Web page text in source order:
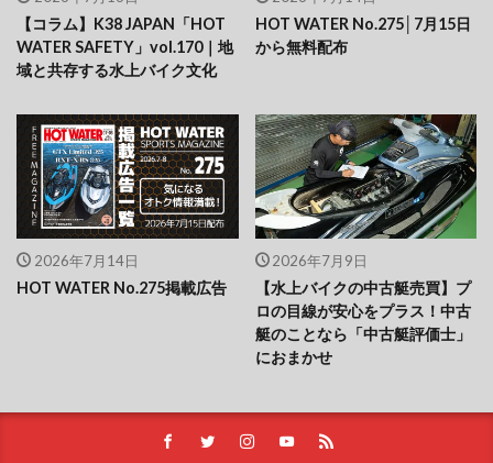
【コラム】K38 JAPAN「HOT
WATER SAFETY」vol.170｜地
域と共存する水上バイク文化
HOT WATER No.275│7月15日
から無料配布
2026年7月14日
HOT WATER No.275掲載広告
2026年7月9日
【水上バイクの中古艇売買】プ
ロの目線が安心をプラス！中古
艇のことなら「中古艇評価士」
におまかせ